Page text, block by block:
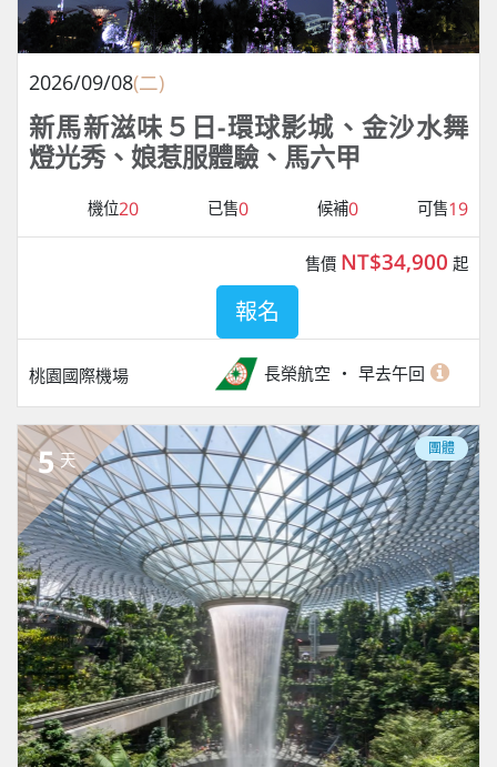
2026/09/08(二)
新馬新滋味５日-環球影城、金沙水舞
燈光秀、娘惹服體驗、馬六甲
機位20 已售0 候補0 可售19
桃園國際機場 長榮航空 早去午回
售價 NT$34,900 起
報名
5 天
團體